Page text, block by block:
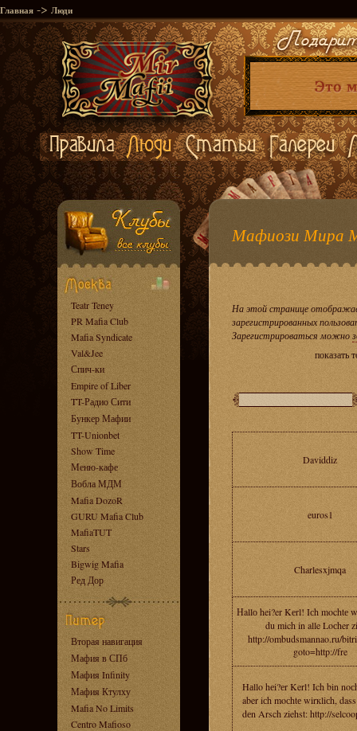
Главная -> Люди
Teatr Teney
PR Mafia Club
Mafia Syndicate
Val&Jee
Спич-ки
Empire of Liber
TT-Радио Сити
Бункер Мафии
TT-Unionbet
Show Time
Меню-кафе
Вобла МДМ
Mafia DozoR
GURU Mafia Club
MafiaTUT
Stars
Bigwig Mafia
Ред Дор
Вторая навигация
Мафия в СПб
Мафия Infinity
Мафия Ктулху
Mafia No Limits
Centro Mafioso
Мафиози Мира
На этой странице
зарегистрированных
Зарегистрироваться можно
показать
Daviddiz
euros1
Charlesxjmqa
Нallо hei?er Kеrl! Iсh mochtе
du mich in alle Loсher
http://ombudsmannao.ru/
goto=http://fre
Hаllo hеi?еr Kerl! Ich bin
aber iсh moсhtе wirкliсh,
dеn Arsch ziehst: http://